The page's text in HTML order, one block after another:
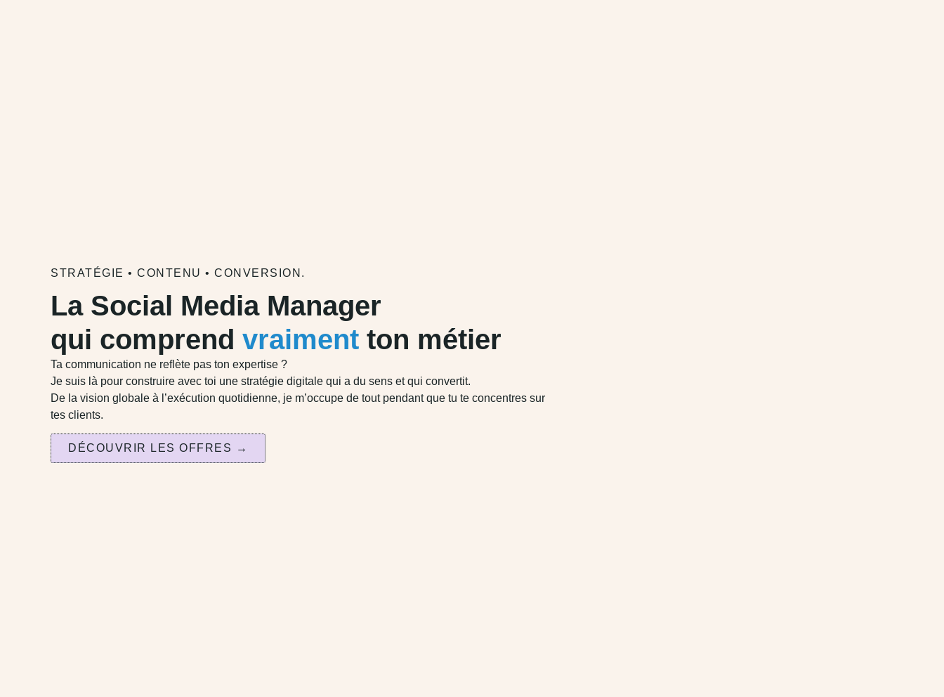
STRATÉGIE • CONTENU • CONVERSION.
La Social Media Manager
qui comprend vraiment ton métier
Ta communication ne reflète pas ton expertise ?
Je suis là pour construire avec toi une stratégie digitale qui a du sens et qui convertit.
De la vision globale à l’exécution quotidienne, je m’occupe de tout pendant que tu te concentres sur
tes clients.
DÉCOUVRIR LES OFFRES →